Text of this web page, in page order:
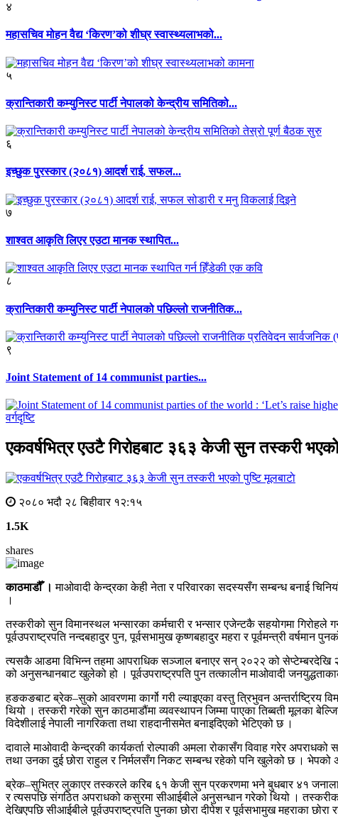
४
महासचिव मोहन वैद्य ‘किरण’को शीघ्र स्वास्थ्यलाभको...
५
क्रान्तिकारी कम्युनिस्ट पार्टी नेपालको केन्द्रीय समितिको...
६
इच्छुक पुरस्कार (२०८१) आदर्श राई, सफल...
७
शाश्वत आकृति लिएर एउटा मानक स्थापित...
८
क्रान्तिकारी कम्युनिस्ट पार्टी नेपालको पछिल्लो राजनीतिक...
९
Joint Statement of 14 communist parties...
वर्गदृष्टि
एकवर्षभित्र एउटै गिरोहबाट ३६३ केजी सुन तस्करी भएको
मूलबाटाे
२०८० भदौ २८ बिहीवार १२:१५
1.5K
shares
काठमाडौँ । माओवादी केन्द्रका केही नेता र परिवारका सदस्यसँग सम्बन्ध बनाई
।
तस्करीको सुन विमानस्थल भन्सारका कर्मचारी र भन्सार एजेन्टकै सहयोगमा
पूर्वउपराष्ट्रपति नन्दबहादुर पुन, पूर्वसभामुख कृष्णबहादुर महरा र पूर्वमन्त्री वर्षमान
त्यसकै आडमा विभिन्न तहमा आपराधिक सञ्जाल बनाएर सन् २०२२ को
को अनुसन्धानबाट खुलेको हो । पूर्वउपराष्ट्रपति पुन तत्कालीन माओवादी
हङकङबाट ब्रेक–सुको आवरणमा कार्गो गरी ल्याइएका वस्तु त्रिभुवन
थियो । तस्करी गरेको सुन काठमाडौंमा व्यवस्थापन जिम्मा पाएका तिब्बती मूलका
विदेशीलाई नेपाली नागरिकता तथा राहदानीसमेत बनाइदिएको भेटिएको छ ।
दावाले माओवादी केन्द्रकी कार्यकर्ता रोल्पाकी अमला रोकासँग विवाह गरेर
तथा उनका दुई छोरा राहुल र निर्मलसँग निकट सम्बन्ध रहेको पनि खुलेको छ । भेपको
ब्रेक–सुभित्र लुकाएर तस्करले करिब ६१ केजी सुन प्रकरणमा भने बुधबार ४१ जनालाई
र त्यसपछि संगठित अपराधको कसुरमा सीआईबीले अनुसन्धान गरेको थियो ।
देखिएपछि सीआईबीले पूर्वउपराष्ट्रपति पुनका छोरा दीपेश र पूर्वसभामुख महराका